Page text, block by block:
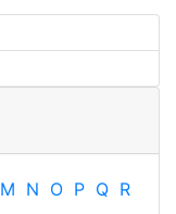
M N O P Q R